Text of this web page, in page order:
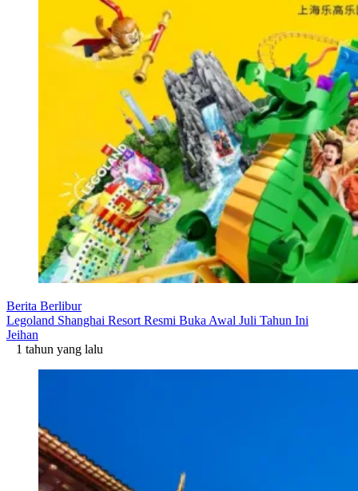
Berita Berlibur
Legoland Shanghai Resort Resmi Buka Awal Juli Tahun Ini
Jeihan
1 tahun yang lalu